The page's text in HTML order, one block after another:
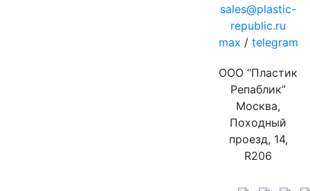
sales@plastic-
republic.ru
max / telegram
ООО “Пластик
Репаблик”
Москва,
Походный
проезд, 14,
R206